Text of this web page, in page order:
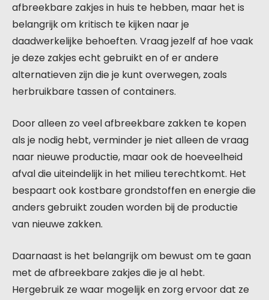
afbreekbare zakjes in huis te hebben, maar het is
belangrijk om kritisch te kijken naar je
daadwerkelijke behoeften. Vraag jezelf af hoe vaak
je deze zakjes echt gebruikt en of er andere
alternatieven zijn die je kunt overwegen, zoals
herbruikbare tassen of containers.
Door alleen zo veel afbreekbare zakken te kopen
als je nodig hebt, verminder je niet alleen de vraag
naar nieuwe productie, maar ook de hoeveelheid
afval die uiteindelijk in het milieu terechtkomt. Het
bespaart ook kostbare grondstoffen en energie die
anders gebruikt zouden worden bij de productie
van nieuwe zakken.
Daarnaast is het belangrijk om bewust om te gaan
met de afbreekbare zakjes die je al hebt.
Hergebruik ze waar mogelijk en zorg ervoor dat ze